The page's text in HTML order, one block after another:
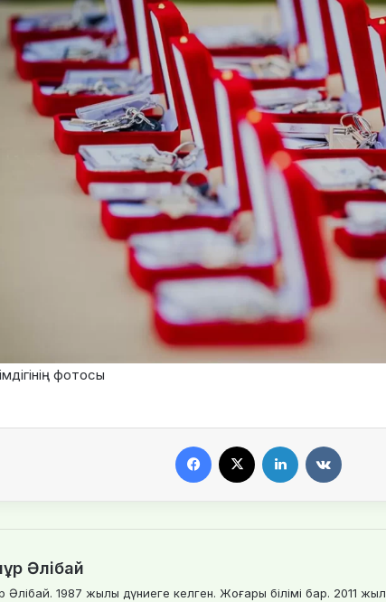
фотосы
Facebook LinkedIn
Әлібай
Әлібай. 1987 жылы дүниеге келген. Жоғары білімі бар. 2011